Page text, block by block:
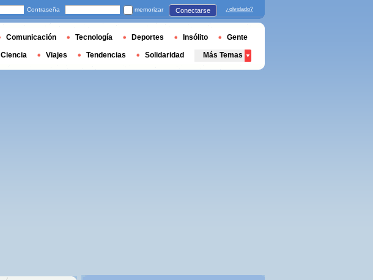
Contraseña memorizar Conectarse ¿olvidado?
Comunicación Tecnología Deportes Insólito Gente
Ciencia Viajes Tendencias Solidaridad Más Temas